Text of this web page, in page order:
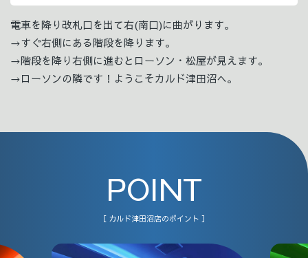
電車を降り改札口を出て右(南口)に曲がります。
→すぐ右側にある階段を降ります。
→階段を降り右側に進むとローソン・松屋が見えます。
→ローソンの隣です！ようこそカルド津田沼へ。
POINT
［ カルド津田沼店のポイント ］